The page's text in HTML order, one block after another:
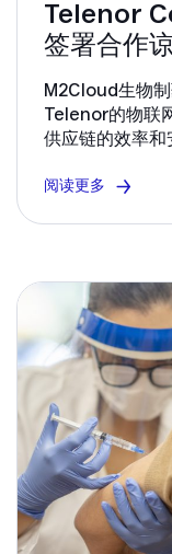
Telenor
签署合作
M2Cloud生物
Telenor的物联
供应链的效率和
阅读更多